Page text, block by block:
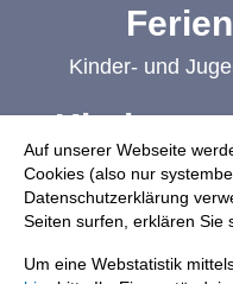
Auf unserer Webseite
Cookies (also nur
Datenschutzerklärung
Seiten surfen, erklären Sie
Um eine Webstatistik
Kinder- und
Kinder-
Jugendplätze